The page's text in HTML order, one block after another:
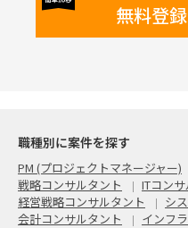
無料登録
職種別に案件を探す
PM (プロジェクトマネージャー)
戦略コンサルタント
ITコン
経営戦略コンサルタント
シ
会計コンサルタント
インフ